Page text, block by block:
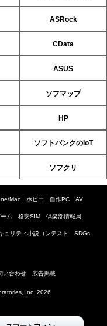
ASRock
CData
ASUS
ソフマップ
HP
ソフトバンクのIoT
ソフクリ
Mac ホビー 自作PC AV
ム 格安SIM 倶楽部情報局
ュリティ小説コンテスト SDGs
い合わせ 広告掲載
Inc. 2026